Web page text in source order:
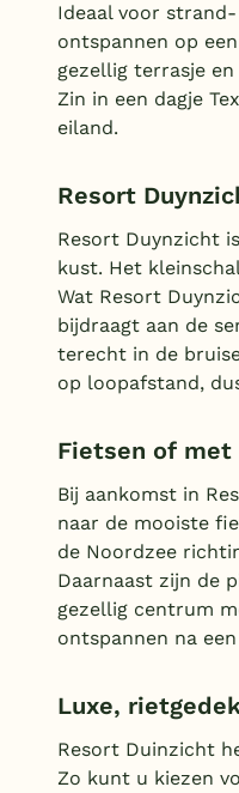
Ideaal voor
ontspannen op
gezellig terrasje
Zin in een dagje
eiland.
Resort
Resort Duynzicht
kust. Het
Wat Resort
bijdraagt aan de
terecht in de
op loopafstand,
Fietsen of met
Bij aankomst in
naar de mooiste
de Noordzee
Daarnaast zijn de
gezellig centrum
ontspannen na
Luxe,
Resort Duinzicht
Zo kunt u kiezen